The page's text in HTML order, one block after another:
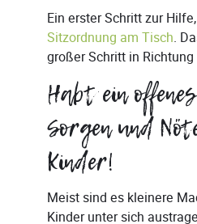
Ein erster Schritt zur
Sitzordnung am Tisch.
großer Schritt in
Habt ein
Sorgen und
Kinder!
Meist sind es kleinere
Kinder unter sich